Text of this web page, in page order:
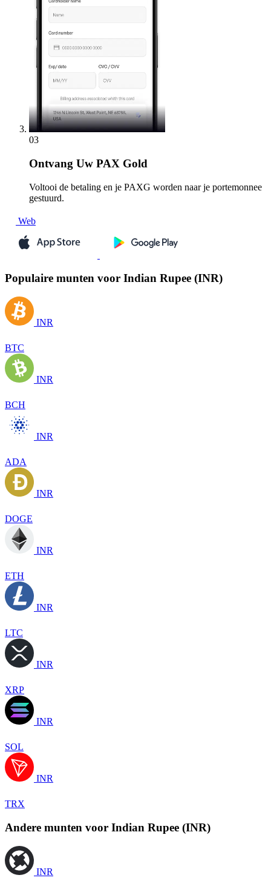
03
Ontvang Uw PAX Gold
Voltooi de betaling en je PAXG worden naar je portemonnee
gestuurd.
Web
Populaire munten voor Indian Rupee (INR)
INR
BTC
INR
BCH
INR
ADA
INR
DOGE
INR
ETH
INR
LTC
INR
XRP
INR
SOL
INR
TRX
Andere munten voor Indian Rupee (INR)
INR